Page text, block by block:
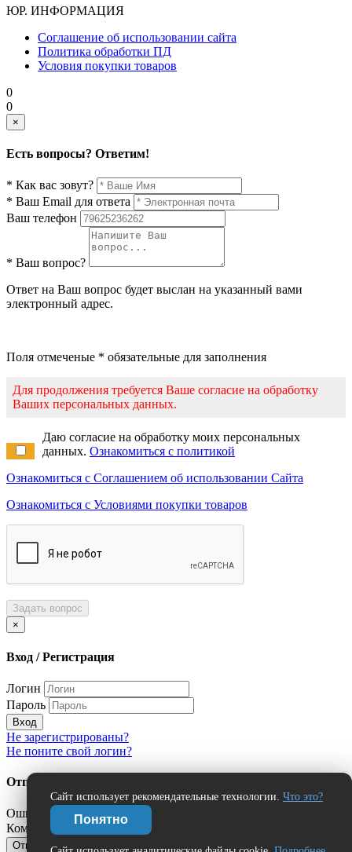
ЮР. ИНФОРМАЦИЯ
Соглашение об использовании сайта
Политика обработки ПД
Условия покупки товаров
Сайт использует рекомендательные технологии. Что это?
Понятно
0
0
×
Есть вопросы? Ответим!
* Как вас зовут?
* Ваш Email для ответа
Ваш телефон
* Ваш вопрос?
Ответ на Ваш вопрос будет выслан на указанный вами
электронный адрес.
Поля отмеченые * обязательные для заполнения
Для продолжения требуется Ваше согласие на обработку
Ваших персональных данных.
Даю согласие на обработку моих персональных
данных. Ознакомиться с политикой
Ознакомиться с Соглашением об использовании Сайта
Ознакомиться с Условиями покупки товаров
Задать вопрос
×
Вход / Регистрация
Логин
Пароль
Вход
Не зарегистрированы?
Не поните свой логин?
Отправить сообщение об ошибке?
Ошибка:
Комментарий (дополнительно)
Отправить